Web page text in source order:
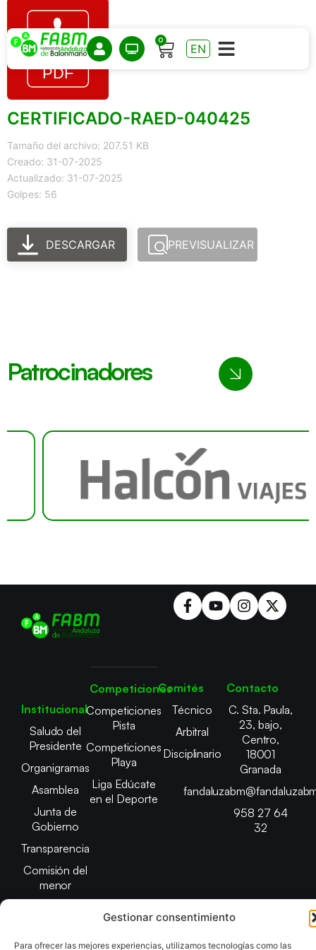
Gestionar consentimiento
Para ofrecer las mejores experiencias, utilizamos tecnologías como las
0
EN
CERTIFICADO-RAED-040425
Tamaño del archivo: 207.51 KB
Creado: 31-07-2025
Actualizado: 31-07-2025
Golpes: 56
DESCARGAR PREVISUALIZAR
Patrocinadores
Institucional
Saludo del
Presidente
Organigramas
Asamblea
Junta de
Gobierno
Transparencia
Comisión del
menor
Competiciones
Competiciones
Pista
Competiciones
Playa
Liga Edúcate
en el Deporte
Comités
Técnico
Arbitral
Disciplinario
Contacto
C. Sta. Paula,
23, bajo,
Centro,
18001
Granada
958 27 64
32